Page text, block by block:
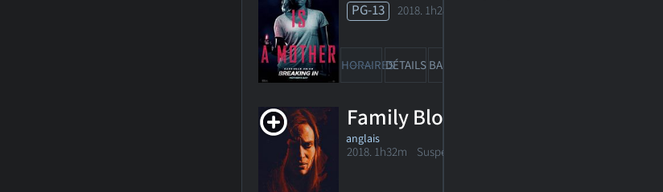
PG-13 2018. 1h28m Suspense
HORAIRESDÉTAILS BANDE-ANN
Family Blood
anglais
2018. 1h32m Suspense/horreur